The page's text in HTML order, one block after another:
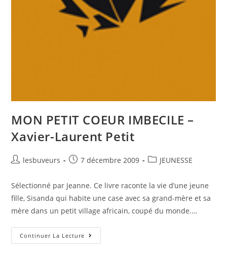
MON PETIT COEUR IMBECILE –
Xavier-Laurent Petit
lesbuveurs 7 décembre 2009 JEUNESSE
Sélectionné par Jeanne. Ce livre raconte la vie d’une jeune
fille, Sisanda qui habite une case avec sa grand-mère et sa
mère dans un petit village africain, coupé du monde.…
Continuer La Lecture